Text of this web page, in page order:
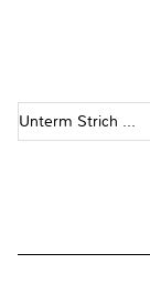
Unterm Strich ...